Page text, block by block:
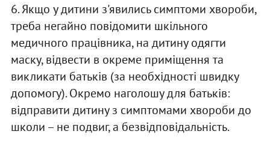
6. Якщо у дитини з'явились симптоми хвороби,
треба негайно повідомити шкільного
медичного працівника, на дитину одягти
маску, відвести в окреме приміщення та
викликати батьків (за необхідності швидку
допомогу). Окремо наголошу для батьків:
відправити дитину з симптомами хвороби до
школи – не подвиг, а безвідповідальність.